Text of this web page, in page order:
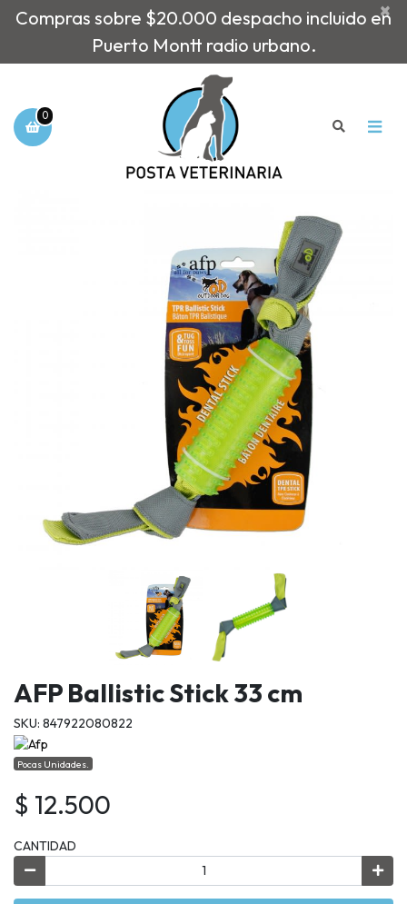
Compras sobre $20.000 despacho incluido en
Puerto Montt radio urbano.
×
0
AFP Ballistic Stick 33 cm
SKU: 847922080822
Pocas Unidades.
$ 12.500
CANTIDAD